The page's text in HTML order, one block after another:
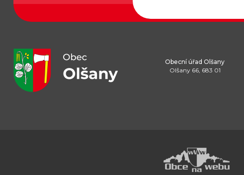
Obecní úřad Olšany
Olšany 66, 683 01